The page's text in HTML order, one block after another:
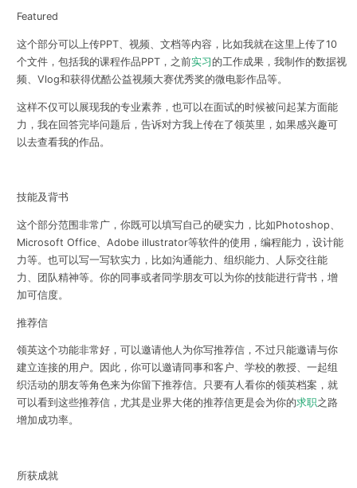
Featured
这个部分可以上传PPT、视频、文档等内容，比如我就在这里上传了10
个文件，包括我的课程作品PPT，之前实习 的工作成果，我制作的数据视
频、Vlog和获得优酷公益视频大赛优秀奖的微电影作品等。
这样不仅可以展现我的专业素养，也可以在面试的时候被问起某方面能
力，我在回答完毕问题后，告诉对方我上传在了领英里，如果感兴趣可
以去查看我的作品。
技能及背书
这个部分范围非常广，你既可以填写自己的硬实力，比如Photoshop、
Microsoft Office、Adobe illustrator等软件的使用，编程能力，设计能
力等。也可以写一写软实力，比如沟通能力、组织能力、人际交往能
力、团队精神等。你的同事或者同学朋友可以为你的技能进行背书，增
加可信度。
推荐信
领英这个功能非常好，可以邀请他人为你写推荐信，不过只能邀请与你
建立连接的用户。因此，你可以邀请同事和客户、学校的教授、一起组
织活动的朋友等角色来为你留下推荐信。只要有人看你的领英档案，就
可以看到这些推荐信，尤其是业界大佬的推荐信更是会为你的求职之路
增加成功率。
所获成就